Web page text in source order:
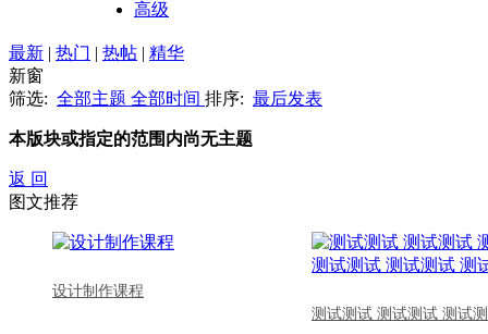
高级
最新 | 热门 | 热帖 | 精华
新窗
筛选: 全部主题 全部时间 排序: 最后发表
本版块或指定的范围内尚无主题
返 回
图文推荐
设计制作课程
测试测试 测试测试 测试